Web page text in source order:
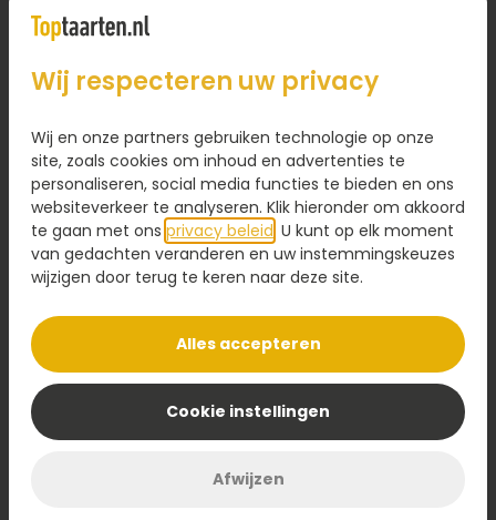
10 personen
Kaartje toevoegen
Voeg een kaart toe met jouw persoonlijke tekst
Omschrijving
Deze feestelijke fototaartis een heerlijke traktatie
voor elke gelegenheid. De taart bestaat uit luchtige
cake, romige slagroom en een frisse fruitige vulling,
Wij respecteren uw privacy
Wij en onze partners gebruiken technologie op onze
site, zoals cookies om inhoud en advertenties te
personaliseren, social media functies te bieden en ons
websiteverkeer te analyseren. Klik hieronder om akkoord
te gaan met ons privacy beleid . U kunt op elk moment
van gedachten veranderen en uw instemmingskeuzes
wijzigen door terug te keren naar deze site.
Alles accepteren
Cookie instellingen
Afwijzen